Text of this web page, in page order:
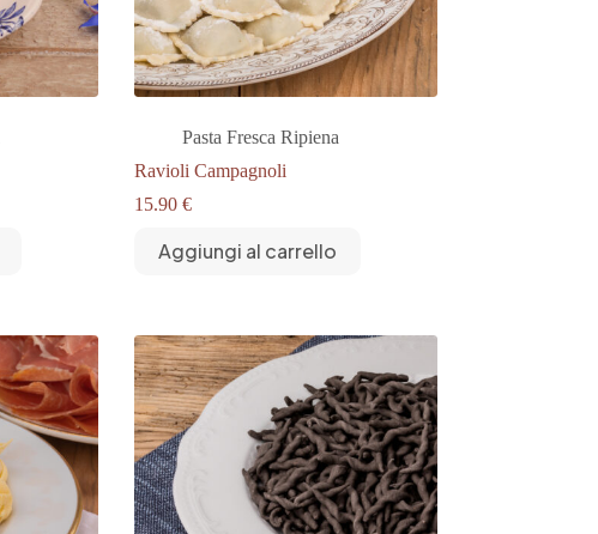
Pasta Fresca Ripiena
Ravioli Campagnoli
15.90 €
Aggiungi al carrello